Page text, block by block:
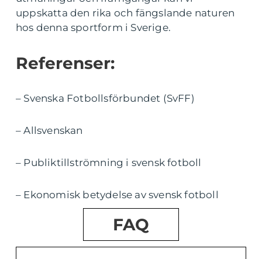
uppskatta den rika och fängslande naturen
hos denna sportform i Sverige.
Referenser:
– Svenska Fotbollsförbundet (SvFF)
– Allsvenskan
– Publiktillströmning i svensk fotboll
– Ekonomisk betydelse av svensk fotboll
FAQ